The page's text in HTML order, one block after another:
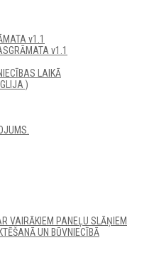
v1.1
v1.1
LAIKĀ
)
VAIRĀKIEM PANEĻU SLĀŅIEM
UN BŪVNIECĪBĀ